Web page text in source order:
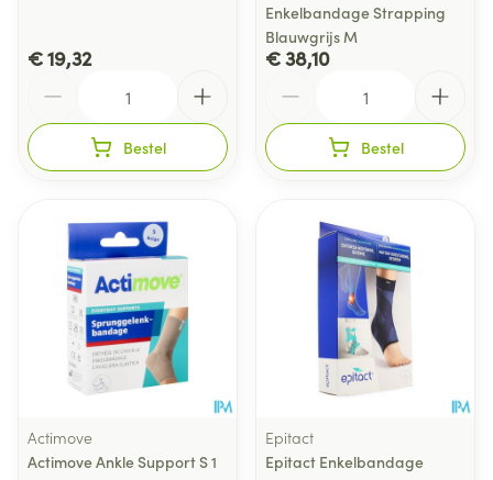
€ 19,32
Bestel
Enkelbandage Strapping
Blauwgrijs M
€ 38,10
Bestel
Actimove
Actimove Ankle Support S 1
Epitact
Epitact Enkelbandage